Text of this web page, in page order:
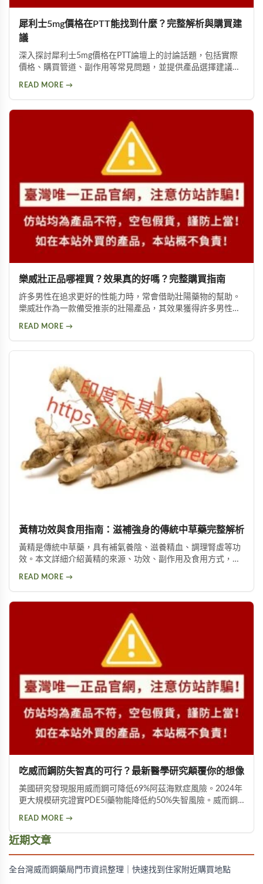
犀利士5mg價格在PTT能找到什麼？完整解析與購買建
議
深入探討犀利士5mg價格在PTT論壇上的討論話題，包括實際
價格、購買管道、副作用等常見問題，並提供產品選擇建議，
READ MORE →
樂威壯正品哪裡買？效果真的好嗎？完整購買指南
許多男性在追求更好的性能力時，常會借助壯陽藥物的幫助。
樂威壯作為一款備受推崇的壯陽產品，其效果獲得許多男性朋
READ MORE →
黃精功效與食用指南：滋補強身的傳統中草藥完整解析
黃精是傳統中草藥，具有補氣養陰、滋養精血、調理腎虛等功
效。本文詳細介紹黃精的來源、功效、副作用及食用方式，包
READ MORE →
吃威而鋼防失智真的可行？最新醫學研究顛覆你的想像
美國研究發現服用威而鋼可降低69%阿茲海默症風險。2024年
更大規模研究證實PDE5i藥物能降低約50%失智風險。威而鋼
且有心血管疾病者不宜使用。
READ MORE →
近期文章
全台灣威而鋼藥局門市資訊整理｜快速找到住家附近購買地點